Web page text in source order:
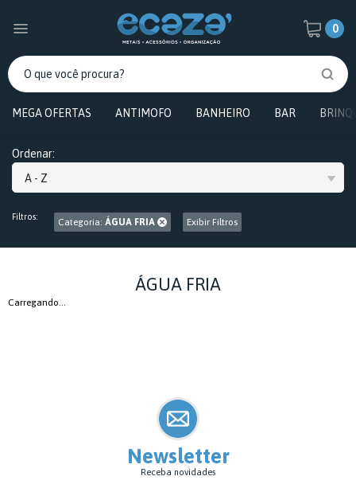
0
MEGA OFERTAS ANTIMOFO BANHEIRO BAR
Ordenar:
A - Z
Filtros: Categoria: ÁGUA FRIA Exibir Filtros
ÁGUA FRIA
Carregando...
Newsletter
Receba novidades